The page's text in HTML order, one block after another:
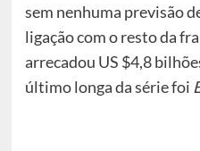
sem nenhuma previsão
ligação com o resto da
arrecadou US $4,8
último longa da série foi